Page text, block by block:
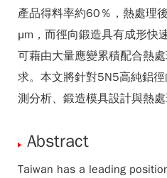
產品得料率約60％，熱處理
μm，而徑向鍛造具有成形快
可藉由大量應變累積配合熱
求。本文將針對5N5高純鋁
測分析、鍛造模具設計與熱處
Abstract
Taiwan has a leading